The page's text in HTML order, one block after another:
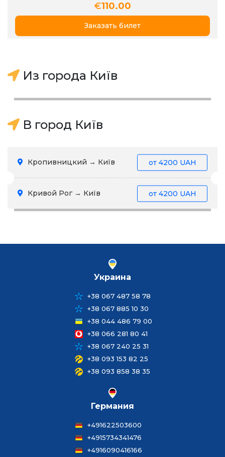
€110.00
Заказать билет
Из города Київ
В город Київ
Кропивницкий → Київ от 4200 UAH
Кривой Рог → Київ от 4200 UAH
Украина
+38 067 487 58 78
+38 067 885 10 30
+38 044 486 79 00
+38 066 281 80 41
+38 067 240 25 31
+38 093 153 82 25
+38 093 858 38 35
Германия
+491622503600
+4915734341476
+4916090416166